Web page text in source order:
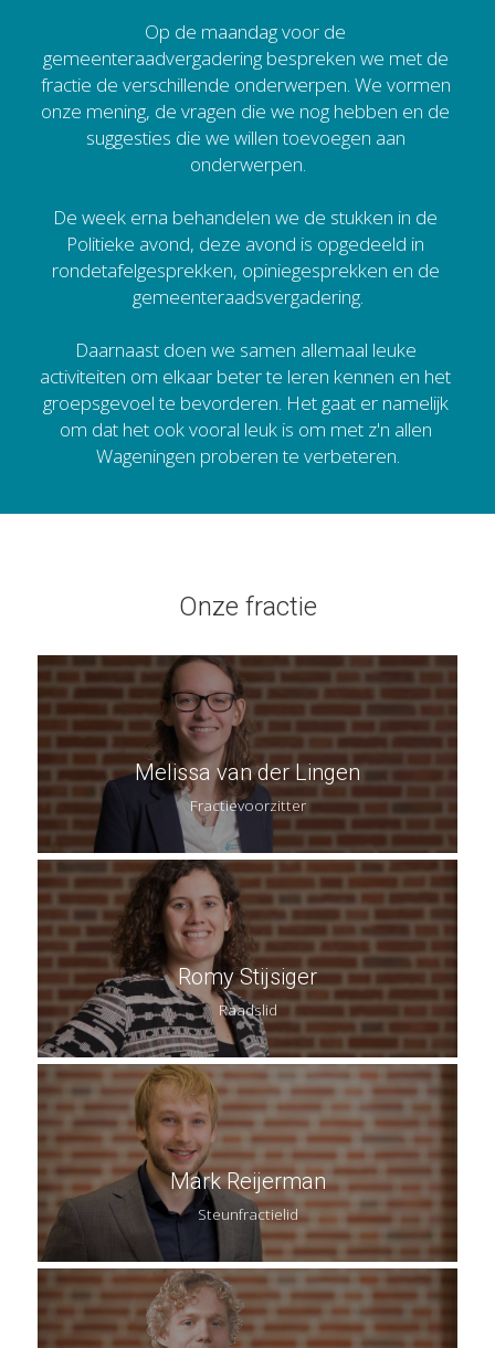
Op de maandag voor de
gemeenteraadvergadering bespreken we met de
fractie de verschillende onderwerpen. We vormen
onze mening, de vragen die we nog hebben en de
suggesties die we willen toevoegen aan
onderwerpen.
De week erna behandelen we de stukken in de
Politieke avond, deze avond is opgedeeld in
rondetafelgesprekken, opiniegesprekken en de
gemeenteraadsvergadering.
Daarnaast doen we samen allemaal leuke
activiteiten om elkaar beter te leren kennen en het
groepsgevoel te bevorderen. Het gaat er namelijk
om dat het ook vooral leuk is om met z'n allen
Wageningen proberen te verbeteren.
Onze fractie
Melissa van der Lingen
Fractievoorzitter
Romy Stijsiger
Raadslid
Mark Reijerman
Steunfractielid